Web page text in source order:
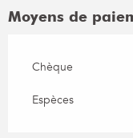
Moyens de
Chèque
Espèces